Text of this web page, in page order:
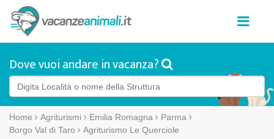
Dove vuoi andare in vacanza?
Home Agriturismi Emilia Romagna
Parma
Borgo Val di Taro
Agriturismo Le Querciole